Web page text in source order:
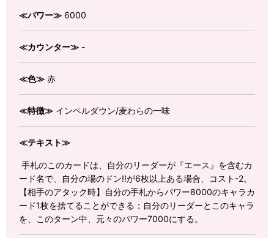
≪パワー≫ 6000
≪カウンター≫ -
≪色≫ 赤
≪特徴≫ インペルダウン/麦わらの一味
≪テキスト≫
手札のこのカードは、自分のリーダーが『エース』を含むカ
ード名で、自分の場のドン!!が6枚以上ある場合、コスト-2。
【相手のアタック時】自分の手札からパワー8000のキャラカ
ード1枚を捨てることができる：自分のリーダーとこのキャラ
を、このターン中、元々のパワー7000にする。